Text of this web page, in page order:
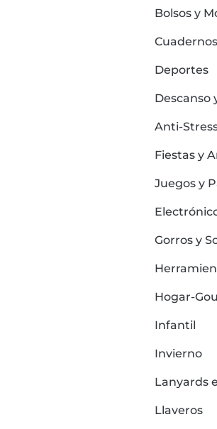
Bolsos y
Deportes
Descanso
Anti-
Fiestas y
Juegos y
Gorros y
Hogar-
Infantil
Invierno
Lanyards
Llaveros